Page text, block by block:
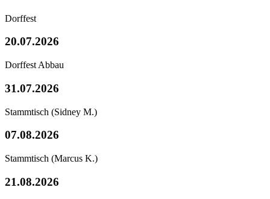
Dorffest
20.07.2026
Dorffest Abbau
31.07.2026
Stammtisch (Sidney M.)
07.08.2026
Stammtisch (Marcus K.)
21.08.2026